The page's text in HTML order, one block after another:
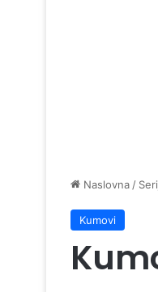
Naslovna /
Kumovi